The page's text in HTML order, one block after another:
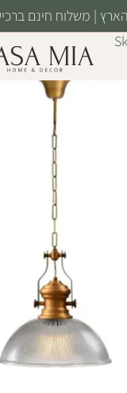
| משלוח חינם ברכישה